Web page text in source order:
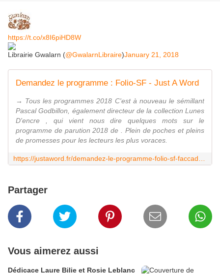
https://t.co/x8I6piHD8W
Librairie Gwalarn (@GwalarnLibraire)January 21, 2018
Demandez le programme : Folio-SF - Just A Word
→ Tous les programmes 2018 C'est à nouveau le sémillant
Pascal Godbillon, également directeur de la collection Lunes
D'encre , qui vient nous dire quelques mots sur le
programme de parution 2018 de . Plein de poches et pleins
de promesses pour les lecteurs les plus voraces.
Partager
Vous aimerez aussi
Dédicace Laure Bilie et Rosie Leblanc